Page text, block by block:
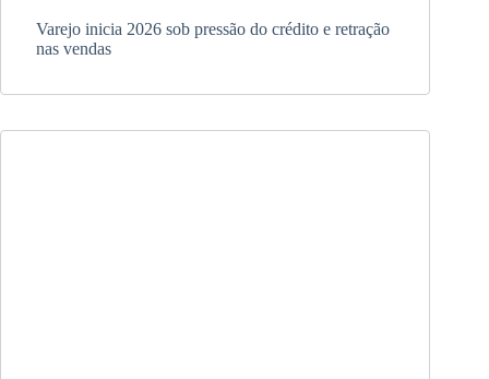
Varejo inicia 2026 sob pressão do crédito e retração
nas vendas